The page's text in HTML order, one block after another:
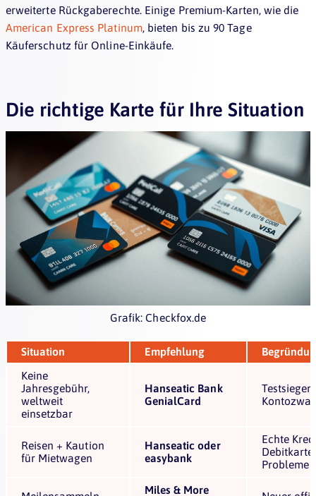
erweiterte Rückgaberechte. Einige Premium-Karten, wie die
American Express Platinum, bieten bis zu 90 Tage
Käuferschutz für Online-Einkäufe.
Die richtige Karte für Ihre Situation
Grafik: Checkfox.de
Situation Empfehlung
Keine
Jahresgebühr,
weltweit
einsetzbar
Hanseatic Bank
GenialCard
Testsieger
Reisen + Kaution
für Mietwagen
Hanseatic oder
easybank
Echte
Probleme
Miles & More